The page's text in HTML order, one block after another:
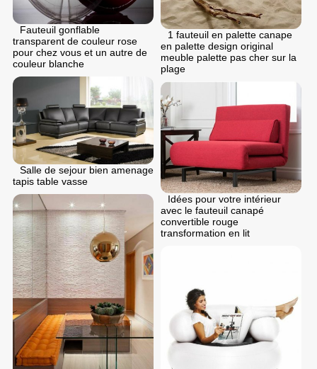
1 fauteuil en palette canape
en palette design original
meuble palette pas cher sur la
plage
Fauteuil gonflable
transparent de couleur rose
pour chez vous et un autre de
couleur blanche
Salle de sejour bien amenage
tapis table vasse
Idées pour votre intérieur
avec le fauteuil canapé
convertible rouge
transformation en lit